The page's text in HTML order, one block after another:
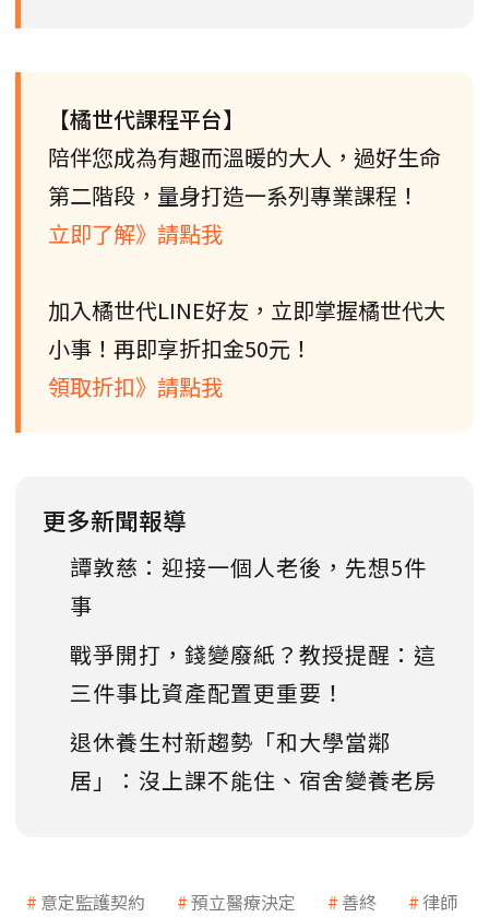
【橘世代課程平台】
陪伴您成為有趣而溫暖的大人，過好生命
第二階段，量身打造一系列專業課程！
立即了解》請點我
加入橘世代LINE好友，立即掌握橘世代大
小事！再即享折扣金50元！
領取折扣》請點我
更多新聞報導
譚敦慈：迎接一個人老後，先想5件
事
戰爭開打，錢變廢紙？教授提醒：這
三件事比資產配置更重要！
退休養生村新趨勢「和大學當鄰
居」：沒上課不能住、宿舍變養老房
意定監護契約 預立醫療決定 善終 律師